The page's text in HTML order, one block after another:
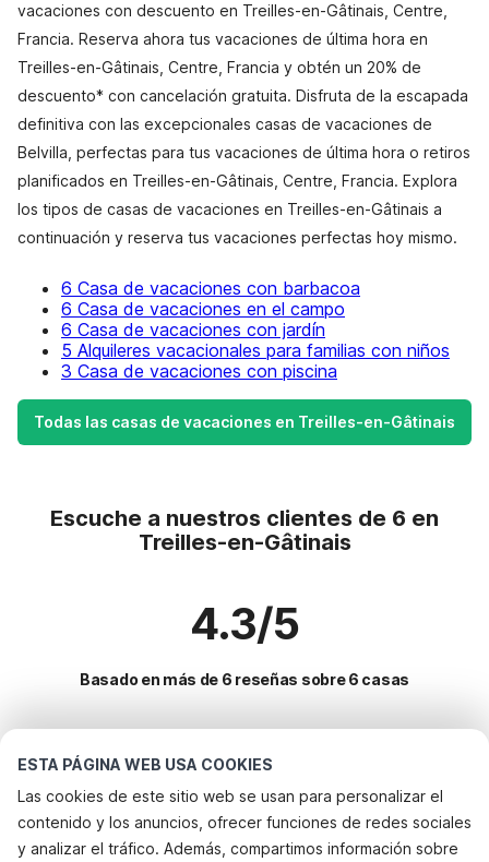
ESTA PÁGINA WEB USA COOKIES
Las cookies de este sitio web se usan para personalizar el
contenido y los anuncios, ofrecer funciones de redes sociales
y analizar el tráfico. Además, compartimos información sobre
vacaciones con descuento en Treilles-en-Gâtinais, Centre,
Francia. Reserva ahora tus vacaciones de última hora en
Treilles-en-Gâtinais, Centre, Francia y obtén un 20% de
descuento* con cancelación gratuita. Disfruta de la escapada
definitiva con las excepcionales casas de vacaciones de
Belvilla, perfectas para tus vacaciones de última hora o retiros
planificados en Treilles-en-Gâtinais, Centre, Francia. Explora
los tipos de casas de vacaciones en Treilles-en-Gâtinais a
continuación y reserva tus vacaciones perfectas hoy mismo.
6 Casa de vacaciones con barbacoa
6 Casa de vacaciones en el campo
6 Casa de vacaciones con jardín
5 Alquileres vacacionales para familias con niños
3 Casa de vacaciones con piscina
Todas las casas de vacaciones en Treilles-en-Gâtinais
Escuche a nuestros clientes de 6 en
Treilles-en-Gâtinais
4.3/5
Basado en más de 6 reseñas sobre 6 casas
Destinos más populares para vacaciones
Ciudades con los mejores servicios para vacaciones
Alquileres vacacionales para familias con niños comps
Servicios populares para vacaciones en Treilles-en-